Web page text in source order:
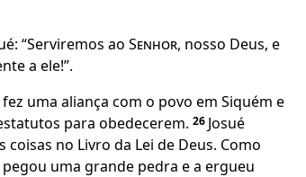
“Serviremos ao Senhor, nosso Deus, e
a ele!”.
fez uma aliança com o povo em Siquém e
para obedecerem. 26 Josué
no Livro da Lei de Deus. Como
uma grande pedra e a ergueu